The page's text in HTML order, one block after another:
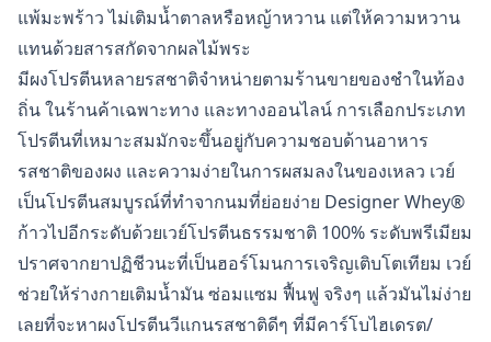
แพ้มะพร้าว ไม่เติมน้ำตาลหรือหญ้าหวาน แต่ให้ความหวาน
แทนด้วยสารสกัดจากผลไม้พระ
มีผงโปรตีนหลายรสชาติจำหน่ายตามร้านขายของชำในท้อง
ถิ่น ในร้านค้าเฉพาะทาง และทางออนไลน์ การเลือกประเภท
โปรตีนที่เหมาะสมมักจะขึ้นอยู่กับความชอบด้านอาหาร
รสชาติของผง และความง่ายในการผสมลงในของเหลว เวย์
เป็นโปรตีนสมบูรณ์ที่ทำจากนมที่ย่อยง่าย Designer Whey®
ก้าวไปอีกระดับด้วยเวย์โปรตีนธรรมชาติ 100% ระดับพรีเมียม
ปราศจากยาปฏิชีวนะที่เป็นฮอร์โมนการเจริญเติบโตเทียม เวย์
ช่วยให้ร่างกายเติมน้ำมัน ซ่อมแซม ฟื้นฟู จริงๆ แล้วมันไม่ง่าย
เลยที่จะหาผงโปรตีนวีแกนรสชาติดีๆ ที่มีคาร์โบไฮเดรต/